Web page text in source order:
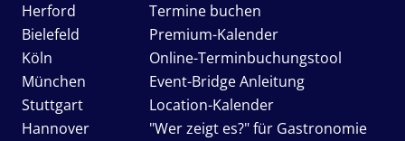
Herford
Bielefeld
Köln
München
Stuttgart
Hannover
Termine buchen
Premium-Kalender
Online-Terminbuchungstool
Event-Bridge Anleitung
Location-Kalender
"Wer zeigt es?" für Gastronomie